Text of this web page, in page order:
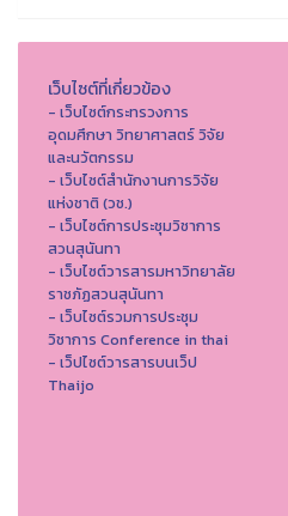
เว็บไซต์ที่เกี่ยวข้อง
- เว็บไซต์กระทรวงการ
อุดมศึกษา วิทยาศาสตร์ วิจัย
และนวัตกรรม
- เว็บไซต์สำนักงานการวิจัย
แห่งชาติ (วช.)
- เว็บไซต์การประชุมวิชาการ
สวนสุนันทา
- เว็บไซต์วารสารมหาวิทยาลัย
ราชภัฏสวนสุนันทา
- เว็บไซต์รวมการประชุม
วิชาการ Conference in thai
- เว็ปไซต์วารสารบนเว็ป
Thaijo